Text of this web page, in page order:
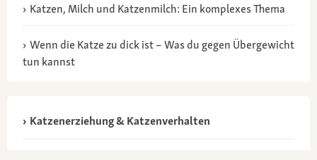
Katzen, Milch und Katzenmilch: Ein komplexes Thema
Wenn die Katze zu dick ist – Was du gegen Übergewicht
tun kannst
Katzenerziehung & Katzenverhalten